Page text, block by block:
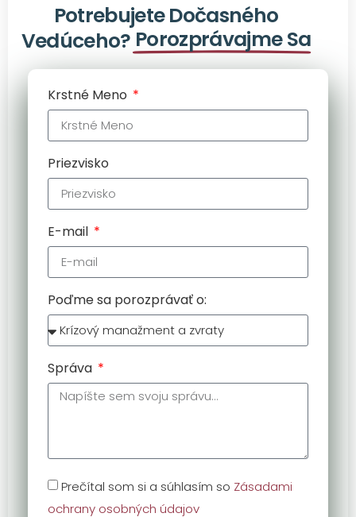
Potrebujete Dočasného
Vedúceho? Porozprávajme Sa
Krstné Meno
Priezvisko
E-mail
Poďme sa porozprávať o:
Správa
Prečítal som si a súhlasím so Zásadami
ochrany osobných údajov